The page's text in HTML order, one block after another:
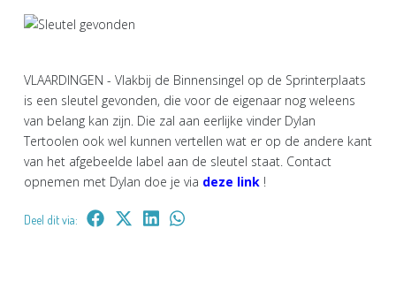
VLAARDINGEN - Vlakbij de Binnensingel op de Sprinterplaats
is een sleutel gevonden, die voor de eigenaar nog weleens
van belang kan zijn. Die zal aan eerlijke vinder Dylan
Tertoolen ook wel kunnen vertellen wat er op de andere kant
van het afgebeelde label aan de sleutel staat. Contact
opnemen met Dylan doe je via deze link !
Deel dit via: